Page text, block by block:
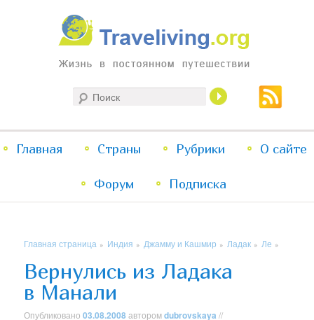
Traveliving
Жизнь в постоянном путешествии
меню
Перейти
к
Перейти
к
Главная Страны Рубрики О сайте
Форум Подписка
Главная страница » Индия » Джамму и Кашмир » Ладак » Ле »
Вернулись из Ладака
в Манали
Опубликовано03.08.2008авторомdubrovskaya //